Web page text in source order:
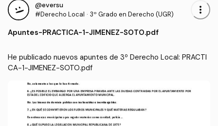
@eversu
#Derecho Local · 3º Grado en Derecho (UGR) more_vert
Apuntes-PRACTICA-1-JIMENEZ-SOTO.pdf
He publicado nuevos apuntes de 3º Derecho Local: PRACTI
CA-1-JIMENEZ-SOTO.pdf